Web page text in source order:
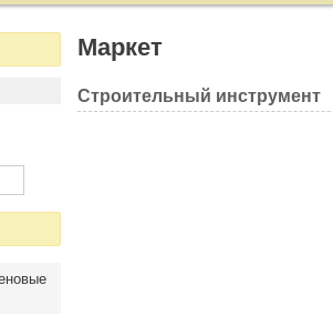
Маркет
Строительный инструмент